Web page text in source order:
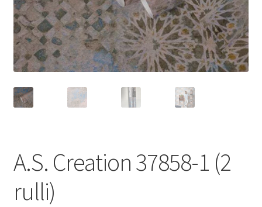
A.S. Creation 37858-1 (2
rulli)